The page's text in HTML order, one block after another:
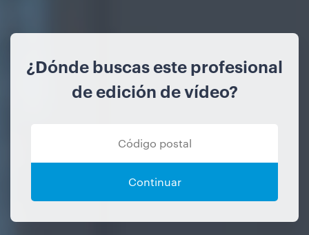
¿Dónde buscas este profesional
de edición de vídeo?
Continuar